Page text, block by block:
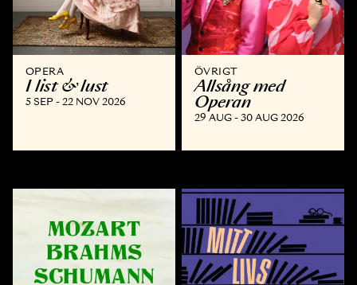
OPERA
I list & lust
5 SEP - 22 NOV 2026
ÖVRIGT
Allsång med
Operan
29 AUG - 30 AUG 2026